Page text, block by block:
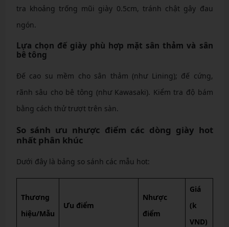
tra khoảng trống mũi giày 0.5cm, tránh chật gây đau
ngón.
Lựa chọn đế giày phù hợp mặt sân thảm và sân
bê tông
Đế cao su mềm cho sân thảm (như Lining); đế cứng,
rãnh sâu cho bê tông (như Kawasaki). Kiểm tra độ bám
bằng cách thử trượt trên sàn.
So sánh ưu nhược điểm các dòng giày hot
nhất phân khúc
Dưới đây là bảng so sánh các mẫu hot:
Thương
hiệu/Mẫu
Ưu điểm
Nhược
điểm
Giá
(k
VND)